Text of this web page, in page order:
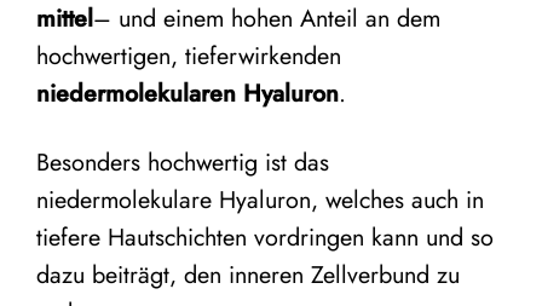
mittel– und einem hohen Anteil an dem
hochwertigen, tieferwirkenden
niedermolekularen Hyaluron.
Besonders hochwertig ist das
niedermolekulare Hyaluron, welches auch in
tiefere Hautschichten vordringen kann und so
dazu beiträgt, den inneren Zellverbund zu